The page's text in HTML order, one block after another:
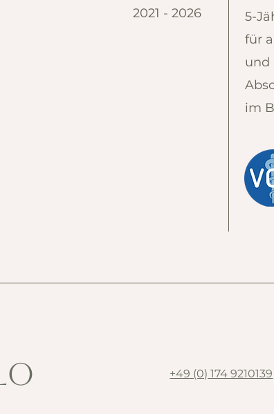
2021 - 2026
5-
für
und
im
+49 (0) 174 9210139